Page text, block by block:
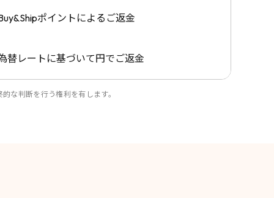
ポイントによるご返金
替レートに基づいて円でご返金
な判断を行う権利を有します。